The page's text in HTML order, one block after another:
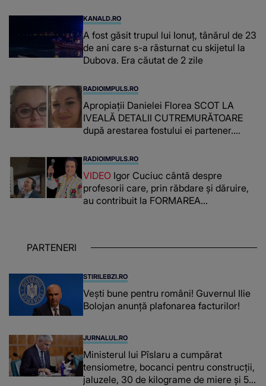
mea...”
KANALD.RO
A fost găsit trupul lui Ionuț, tânărul de 23
de ani care s-a răsturnat cu skijetul la
Dubova. Era căutat de 2 zile
RADIOIMPULS.RO
Apropiații Danielei Florea SCOT LA
IVEALĂ DETALII CUTREMURĂTOARE
după arestarea fostului ei partener.
românca ucisă în Italia și ascunsă în
lada unui pat: " Îmi pare rău că nu am
reușit să fac mai mult pentru ea și..."
RADIOIMPULS.RO
VIDEO Igor Cuciuc cântă despre
profesorii care, prin răbdare și dăruire,
au contribuit la FORMAREA
chiar și după trecerea anilor: "De
PARTENERI
STIRILEBZI.RO
Vești bune pentru români! Guvernul Ilie
Bolojan anunță plafonarea facturilor!
JURNALUL.RO
Ministerul lui Pîslaru a cumpărat
tensiometre, bocanci pentru construcții,
jaluzele, 30 de kilograme de miere și 50